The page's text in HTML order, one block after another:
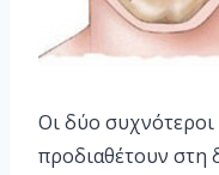
Οι δύο
προδιαθέτουν στη